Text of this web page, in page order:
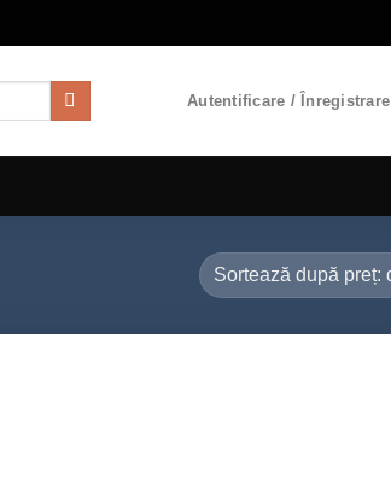
Autentificare / Înregistrare